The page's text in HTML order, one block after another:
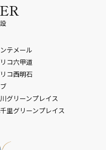
テメール
コ六甲道
コ西明石
グリーンプレイス
里グリーンプレイス